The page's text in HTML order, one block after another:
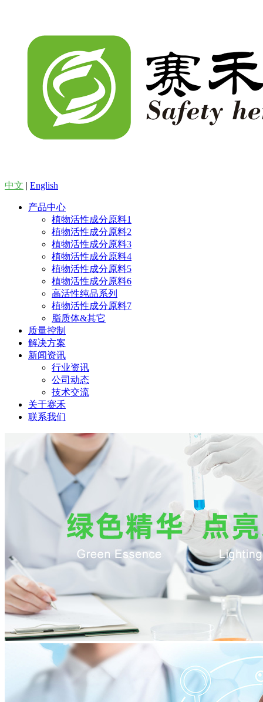
中文 | English
产品中心
植物活性成分原料1
植物活性成分原料2
植物活性成分原料3
植物活性成分原料4
植物活性成分原料5
植物活性成分原料6
高活性纯品系列
植物活性成分原料7
脂质体&其它
质量控制
解决方案
新闻资讯
行业资讯
公司动态
技术交流
关于赛禾
联系我们